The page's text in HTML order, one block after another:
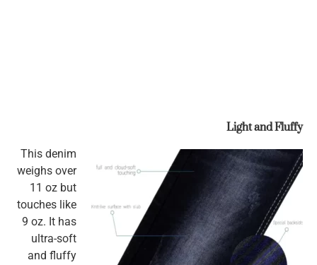
Light and Fluffy
This denim
weighs over
11 oz but
touches like
9 oz. It has
ultra-soft
and fluffy